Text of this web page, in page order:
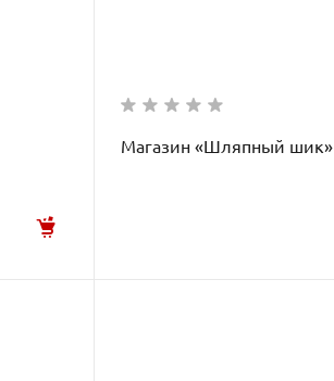
Магазин «Шляпный шик»